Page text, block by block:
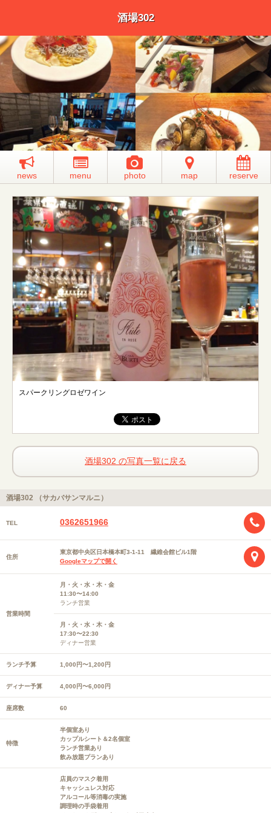
酒場302
news menu photo map reserve
スパークリングロゼワイン
酒場302 の写真一覧に戻る
酒場302 （サカバサンマルニ）
TEL 0362651966
住所
東京都中央区日本橋本町3-1-11 繊維会館ビル1階
Googleマップで開く
営業時間
月・火・水・木・金
11:30〜14:00
ランチ営業
月・火・水・木・金
17:30〜22:30
ディナー営業
ランチ予算 1,000円〜1,200円
ディナー予算 4,000円〜6,000円
座席数 60
特徴
半個室あり
カップルシート＆2名個室
ランチ営業あり
飲み放題プランあり
店員のマスク着用
キャッシュレス対応
アルコール等消毒の実施
調理時の手袋着用